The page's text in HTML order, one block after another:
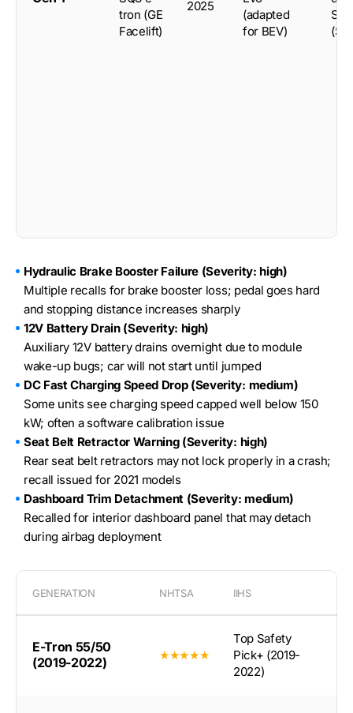
tron (GE
Facelift)
2025
(adapted
for BEV)
Hydraulic Brake Booster Failure (Severity: high)
Multiple recalls for brake booster loss; pedal goes hard
and stopping distance increases sharply
12V Battery Drain (Severity: high)
Auxiliary 12V battery drains overnight due to module
wake-up bugs; car will not start until jumped
DC Fast Charging Speed Drop (Severity: medium)
Some units see charging speed capped well below 150
kW; often a software calibration issue
Seat Belt Retractor Warning (Severity: high)
Rear seat belt retractors may not lock properly in a crash;
recall issued for 2021 models
Dashboard Trim Detachment (Severity: medium)
Recalled for interior dashboard panel that may detach
during airbag deployment
GENERATION NHTSA IIHS
E-Tron 55/50
(2019-2022)
★★★★★
Top Safety
Pick+ (2019-
2022)